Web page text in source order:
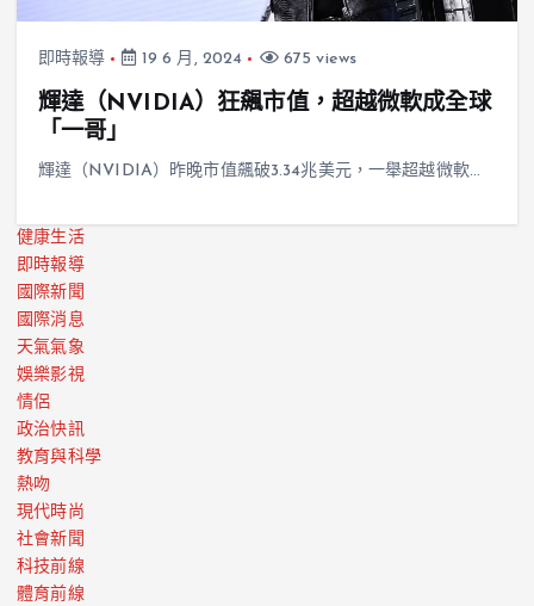
即時報導 19 6 月, 2024 675 views
輝達（NVIDIA）狂飆市值，超越微軟成全球
「一哥」
輝達（NVIDIA）昨晚市值飆破3.34兆美元，一舉超越微軟…
健康生活
即時報導
國際新聞
國際消息
天氣氣象
娛樂影視
情侶
政治快訊
教育與科學
熱吻
現代時尚
社會新聞
科技前線
體育前線